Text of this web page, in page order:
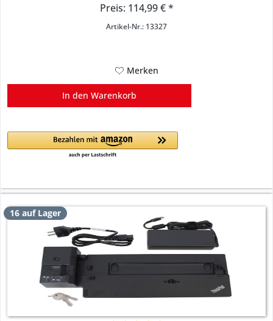
Preis: 114,99 € *
Artikel-Nr.: 13327
Merken
In den Warenkorb
16 auf Lager